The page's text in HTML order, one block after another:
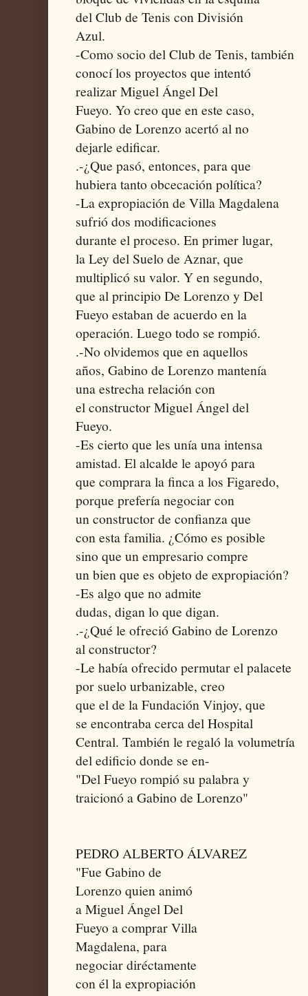
del Club de Tenis con División
Azul.
-Como socio del Club de Tenis, también
conocí los proyectos que intentó
realizar Miguel Ángel Del
Fueyo. Yo creo que en este caso,
Gabino de Lorenzo acertó al no
dejarle edificar.
.-¿Que pasó, entonces, para que
hubiera tanto obcecación política?
-La expropiación de Villa Magdalena
sufrió dos modificaciones
durante el proceso. En primer lugar,
la Ley del Suelo de Aznar, que
multiplicó su valor. Y en segundo,
que al principio De Lorenzo y Del
Fueyo estaban de acuerdo en la
operación. Luego todo se rompió.
.-No olvidemos que en aquellos
años, Gabino de Lorenzo mantenía
una estrecha relación con
el constructor Miguel Ángel del
Fueyo.
-Es cierto que les unía una intensa
amistad. El alcalde le apoyó para
que comprara la finca a los Figaredo,
porque prefería negociar con
un constructor de confianza que
con esta familia. ¿Cómo es posible
sino que un empresario compre
un bien que es objeto de expropiación?
-Es algo que no admite
dudas, digan lo que digan.
.-¿Qué le ofreció Gabino de Lorenzo
al constructor?
-Le había ofrecido permutar el palacete
por suelo urbanizable, creo
que el de la Fundación Vinjoy, que
se encontraba cerca del Hospital
Central. También le regaló la volumetría
del edificio donde se en-
"Del Fueyo rompió su palabra y
traicionó a Gabino de Lorenzo"
PEDRO ALBERTO ÁLVAREZ
"Fue Gabino de
Lorenzo quien animó
a Miguel Ángel Del
Fueyo a comprar Villa
Magdalena, para
negociar diréctamente
con él la expropiación